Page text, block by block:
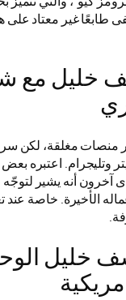
طابعًا غير معتاد على
خليل مع
منصات مغلقة، لكن
وتليجرام. اعتبره بعض
آخرون أنه يشير
الأخيرة. خاصة عند
خليل